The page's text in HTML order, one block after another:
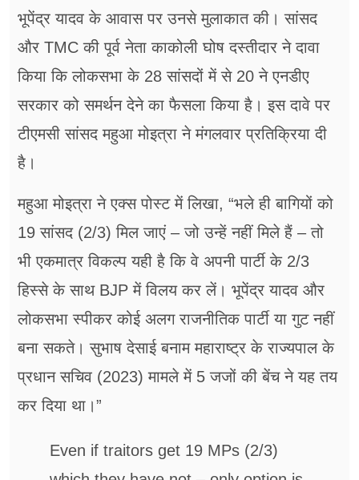
भूपेंद्र यादव के आवास पर उनसे मुलाकात की। सांसद
और TMC की पूर्व नेता काकोली घोष दस्तीदार ने दावा
किया कि लोकसभा के 28 सांसदों में से 20 ने एनडीए
सरकार को समर्थन देने का फैसला किया है। इस दावे पर
टीएमसी सांसद महुआ मोइत्रा ने मंगलवार प्रतिक्रिया दी
है।
महुआ मोइत्रा ने एक्स पोस्ट में लिखा, “भले ही बागियों को
19 सांसद (2/3) मिल जाएं – जो उन्हें नहीं मिले हैं – तो
भी एकमात्र विकल्प यही है कि वे अपनी पार्टी के 2/3
हिस्से के साथ BJP में विलय कर लें। भूपेंद्र यादव और
लोकसभा स्पीकर कोई अलग राजनीतिक पार्टी या गुट नहीं
बना सकते। सुभाष देसाई बनाम महाराष्ट्र के राज्यपाल के
प्रधान सचिव (2023) मामले में 5 जजों की बेंच ने यह तय
कर दिया था।”
Even if traitors get 19 MPs (2/3)